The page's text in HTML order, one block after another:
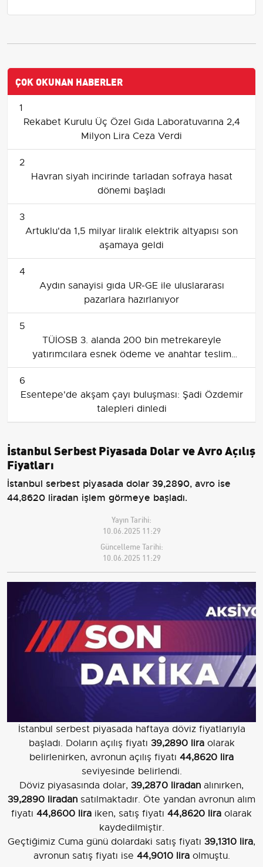
ÇOK OKUNAN HABERLER
1
Rekabet Kurulu Üç Özel Gıda Laboratuvarına 2,4
Milyon Lira Ceza Verdi
2
Havran siyah incirinde tarladan sofraya hasat
dönemi başladı
3
Artuklu'da 1,5 milyar liralık elektrik altyapısı son
aşamaya geldi
4
Aydın sanayisi gıda UR‑GE ile uluslararası
pazarlara hazırlanıyor
5
TÜİOSB 3. alanda 200 bin metrekareyle
yatırımcılara esnek ödeme ve anahtar teslim
fırsatı sunuyor
6
Esentepe'de akşam çayı buluşması: Şadi Özdemir
talepleri dinledi
İstanbul Serbest Piyasada Dolar ve Avro Açılış
Fiyatları
İstanbul serbest piyasada dolar 39,2890, avro ise
44,8620 liradan işlem görmeye başladı.
Yayın Tarihi:
10.06.2025 11:29
Güncelleme Tarihi:
10.06.2025 11:29
İstanbul serbest piyasada haftaya döviz fiyatlarıyla
başladı. Doların açılış fiyatı 39,2890 liraolarak
belirlenirken, avronun açılış fiyatı 44,8620 lira
seviyesinde belirlendi.
Döviz piyasasında dolar, 39,2870 liradan alınırken,
39,2890 liradan satılmaktadır. Öte yandan avronun alım
fiyatı 44,8600 lira iken, satış fiyatı 44,8620 lira olarak
kaydedilmiştir.
Geçtiğimiz Cuma günü dolardaki satış fiyatı 39,1310 lira,
avronun satış fiyatı ise 44,9010 liraolmuştu.